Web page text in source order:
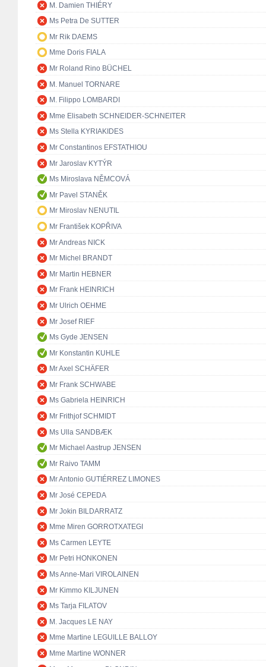
M. Damien THIÉRY
Ms Petra De SUTTER
Mr Rik DAEMS
Mme Doris FIALA
Mr Roland Rino BÜCHEL
M. Manuel TORNARE
M. Filippo LOMBARDI
Mme Elisabeth SCHNEIDER-SCHNEITER
Ms Stella KYRIAKIDES
Mr Constantinos EFSTATHIOU
Mr Jaroslav KYTÝR
Ms Miroslava NĚMCOVÁ
Mr Pavel STANĚK
Mr Miroslav NENUTIL
Mr František KOPŘIVA
Mr Andreas NICK
Mr Michel BRANDT
Mr Martin HEBNER
Mr Frank HEINRICH
Mr Ulrich OEHME
Mr Josef RIEF
Ms Gyde JENSEN
Mr Konstantin KUHLE
Mr Axel SCHÄFER
Mr Frank SCHWABE
Ms Gabriela HEINRICH
Mr Frithjof SCHMIDT
Ms Ulla SANDBÆK
Mr Michael Aastrup JENSEN
Mr Raivo TAMM
Mr Antonio GUTIÉRREZ LIMONES
Mr José CEPEDA
Mr Jokin BILDARRATZ
Mme Miren GORROTXATEGI
Ms Carmen LEYTE
Mr Petri HONKONEN
Ms Anne-Mari VIROLAINEN
Mr Kimmo KILJUNEN
Ms Tarja FILATOV
M. Jacques LE NAY
Mme Martine LEGUILLE BALLOY
Mme Martine WONNER